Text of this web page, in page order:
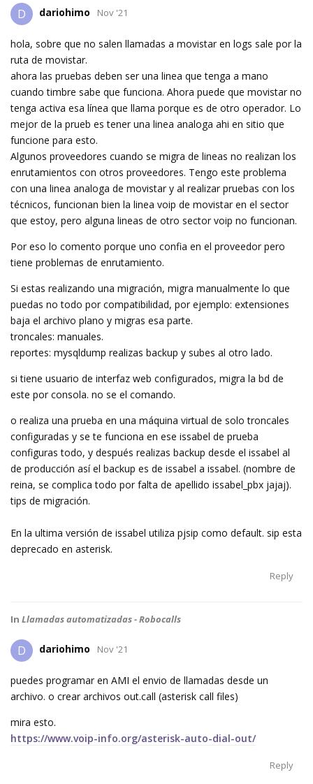
D dariohimo Nov '21
hola, sobre que no salen llamadas a movistar en logs sale por la
ruta de movistar.
ahora las pruebas deben ser una linea que tenga a mano
cuando timbre sabe que funciona. Ahora puede que movistar no
tenga activa esa línea que llama porque es de otro operador. Lo
mejor de la prueb es tener una linea analoga ahi en sitio que
funcione para esto.
Algunos proveedores cuando se migra de lineas no realizan los
enrutamientos con otros proveedores. Tengo este problema
con una linea analoga de movistar y al realizar pruebas con los
técnicos, funcionan bien la linea voip de movistar en el sector
que estoy, pero alguna lineas de otro sector voip no funcionan.
Por eso lo comento porque uno confia en el proveedor pero
tiene problemas de enrutamiento.
Si estas realizando una migración, migra manualmente lo que
puedas no todo por compatibilidad, por ejemplo: extensiones
baja el archivo plano y migras esa parte.
troncales: manuales.
reportes: mysqldump realizas backup y subes al otro lado.
si tiene usuario de interfaz web configurados, migra la bd de
este por consola. no se el comando.
o realiza una prueba en una máquina virtual de solo troncales
configuradas y se te funciona en ese issabel de prueba
configuras todo, y después realizas backup desde el issabel al
de producción así el backup es de issabel a issabel. (nombre de
reina, se complica todo por falta de apellido issabel_pbx jajaj).
tips de migración.
En la ultima versión de issabel utiliza pjsip como default. sip esta
deprecado en asterisk.
Reply
In Llamadas automatizadas - Robocalls
D dariohimo Nov '21
puedes programar en AMI el envio de llamadas desde un
archivo. o crear archivos out.call (asterisk call files)
mira esto.
https://www.voip-info.org/asterisk-auto-dial-out/
Reply